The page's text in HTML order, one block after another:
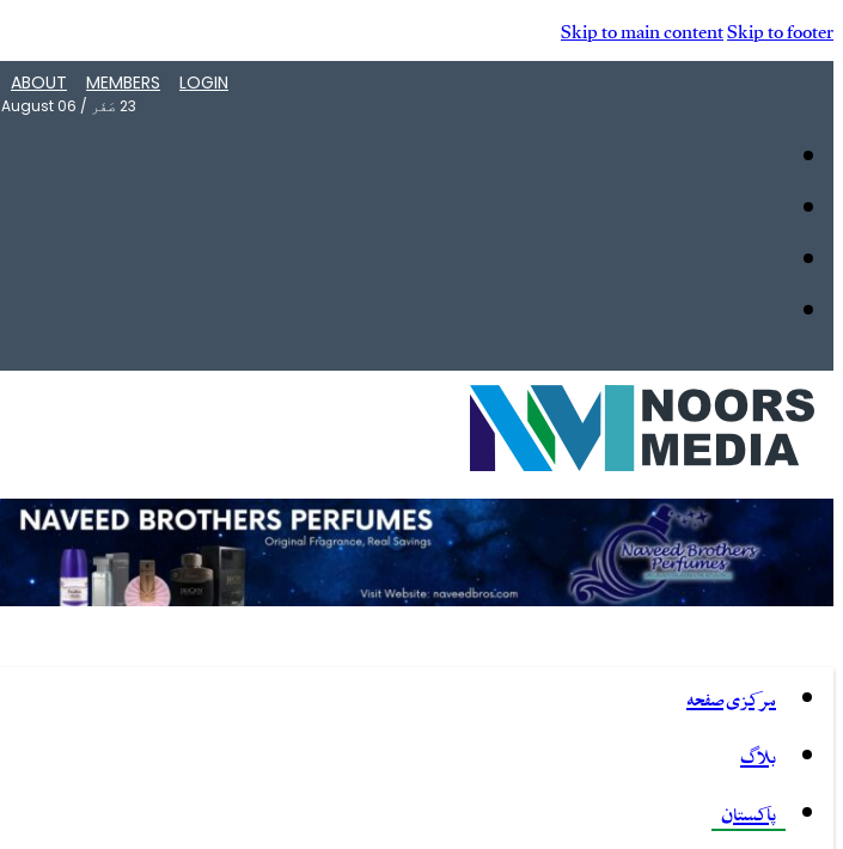
Skip to main contentSkip to footer
LOGIN
MEMBERS
ABOUT
23 صَفَر /
August 06
مرکزی صفحہ
بلاگ
پاکستان